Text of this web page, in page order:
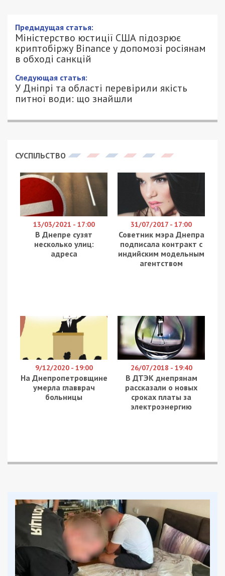
Предыдущая статья:
Міністерство юстиції США підозрює
криптобіржу Binance у допомозі росіянам
в обході санкцій
Следующая статья:
У Дніпрі та області перевірили якість
питної води: що знайшли
СУСПІЛЬСТВО
13/03/2021 - 17:00
В Днепре сузят
несколько улиц:
адреса
31/07/2017 - 17:00
Советник мэра Днепра
подписала контракт с
индийским модельным
агентством
9/12/2020 - 19:00
На Днепропетровщине
умерла главврач
больницы
26/07/2018 - 19:40
В ДТЭК днепрянам
рассказали о новых
сроках платы за
электроэнергию